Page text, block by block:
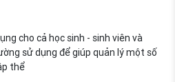
cho cả học sinh - sinh viên và
sử dụng để giúp quản lý một số
thể